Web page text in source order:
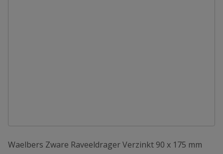
Waelbers Zware Raveeldrager Verzinkt 90 x 175 mm